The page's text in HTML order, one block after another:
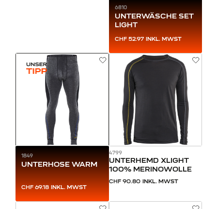
6810
UNTERWÄSCHE SET
LIGHT
CHF 52.97 INKL. MWST
1849
UNTERHOSE WARM
CHF 69.18 INKL. MWST
4799
UNTERHEMD XLIGHT
100% MERINOWOLLE
CHF 90.80 INKL. MWST